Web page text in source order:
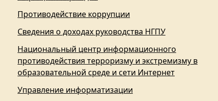
Противодействие коррупции
Сведения о доходах руководства НГПУ
Национальный центр информационного
противодействия терроризму и экстремизму в
образовательной среде и сети Интернет
Управление информатизации